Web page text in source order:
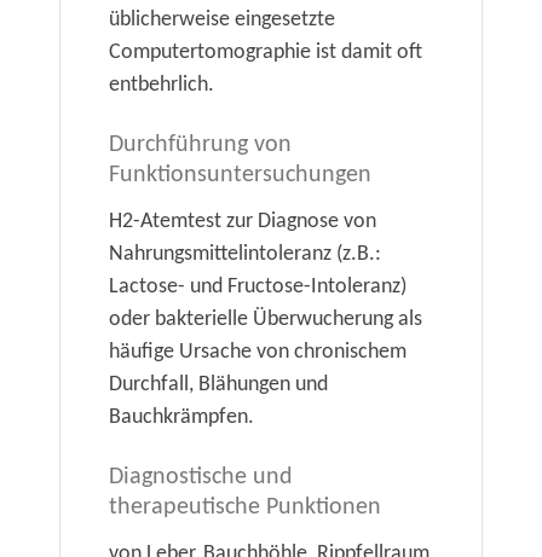
üblicherweise eingesetzte
Computertomographie ist damit oft
entbehrlich.
Durchführung von
Funktionsuntersuchungen
H2-Atemtest zur Diagnose von
Nahrungsmittelintoleranz (z.B.:
Lactose- und Fructose-Intoleranz)
oder bakterielle Überwucherung als
häufige Ursache von chronischem
Durchfall, Blähungen und
Bauchkrämpfen.
Diagnostische und
therapeutische Punktionen